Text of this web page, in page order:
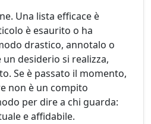
Una lista efficace è
è esaurito o ha
drastico, annotalo o
desiderio si realizza,
Se è passato il momento,
non è un compito
per dire a chi guarda:
e affidabile.